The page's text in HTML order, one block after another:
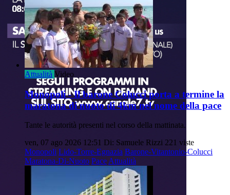
Attualità Video
Monopoli - Il barone Colucci porta a termine la
maratona di nuoto di 4km nel nome della pace
Tante le autorità presenti nel corso della mattinata.
ven, 07 ago 2026 12:51 Di: Samuele Rizzi 221 viste
Monopoli Lido-Torre-Egnazia Barone-Vitantonio-Colucci
Maratona-Di-Nuoto PaceAttualità